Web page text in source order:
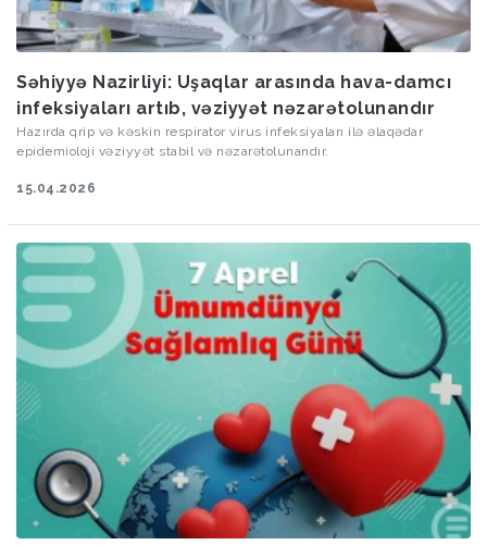
Səhiyyə Nazirliyi: Uşaqlar arasında hava-damcı
infeksiyaları artıb, vəziyyət nəzarətolunandır
Hazırda qrip və kəskin respirator virus infeksiyaları ilə əlaqədar
epidemioloji vəziyyət stabil və nəzarətolunandır.
15.04.2026